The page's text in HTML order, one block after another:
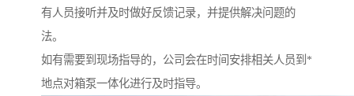
有人员接听并及时做好反馈记录，并提供解决问题的
法。
如有需要到现场指导的，公司会在时间安排相关人员到*
地点对箱泵一体化进行及时指导。